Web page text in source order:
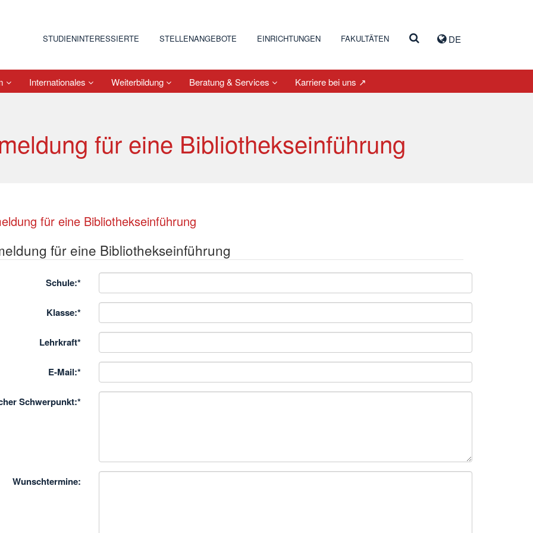
DE
STUDIENINTERESSIERTE STELLENANGEBOTE EINRICHTUNGEN FAKULTÄTEN
Internationales Weiterbildung Beratung & Services Karriere bei uns ↗
für eine Bibliothekseinführung
für eine Bibliothekseinführung
für eine Bibliothekseinführung
Schule:*
Klasse:*
Lehrkraft*
E-Mail:*
Schwerpunkt:*
Wunschtermine: